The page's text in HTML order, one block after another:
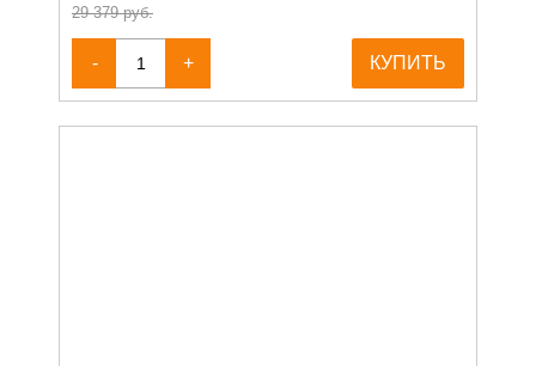
29 379 руб.
- + КУПИТЬ